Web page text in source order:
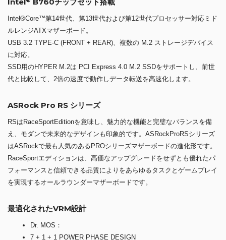
Intel®Core™第14世代、第13世代および第12世代プロセッサー対応ミド
ルレンジATXマザーボード。
USB 3.2 TYPE-C (FRONT + REAR)、複数の M.2 ストレージデバイス
に対応。
SSD用のHYPER M.2は PCI Express 4.0 M.2 SSDをサポートし、前世
代と比較して、2倍の速度で動作しデータ転送を高速化します。
ASRock Pro RS シリーズ
RSはRaceSportEditionを意味し、魅力的な機能と完璧なバランスを備
え、モダンで未来的なデザインも印象的です。ASRockProRSシリーズ
はASRockで最も人気のあるPROシリーズマザーボードの進化形です。
RaceSportエディションは、高価なアップグレードをせずとも優れたパ
フォーマンスと信頼できる品質によりをあらゆるタスクとゲームプレイ
を実現するオールラウンダーマザーボードです。
最適化されたVRM設計
Dr. MOS：
7 + 1 + 1 POWER PHASE DESIGN